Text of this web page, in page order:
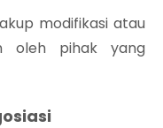
modifikasi atau
oleh pihak yang